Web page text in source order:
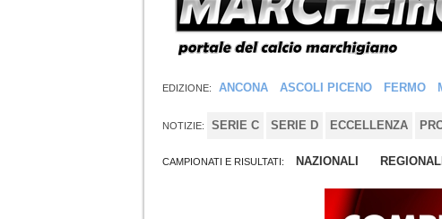
EDIZIONE: ANCONA ASCOLI PICENO FERMO
NOTIZIE: SERIE C SERIE D ECCELLENZA
CAMPIONATI E RISULTATI: NAZIONALI